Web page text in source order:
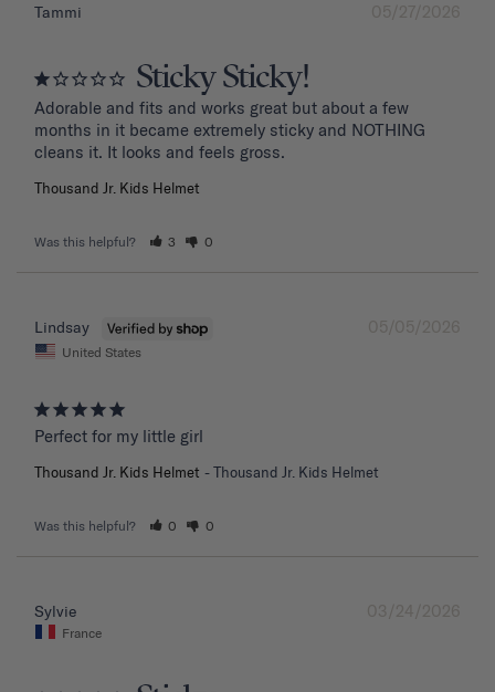
05/27/2026
Tammi
Sticky Sticky!
Adorable and fits and works great but about a few
months in it became extremely sticky and NOTHING
Thousand Jr. Kids Helmet
Was this helpful? 3 0
05/05/2026
Lindsay
United States
Perfect for my little girl
Thousand Jr. Kids Helmet Thousand Jr. Kids Helmet
Was this helpful? 0 0
03/24/2026
Sylvie
France